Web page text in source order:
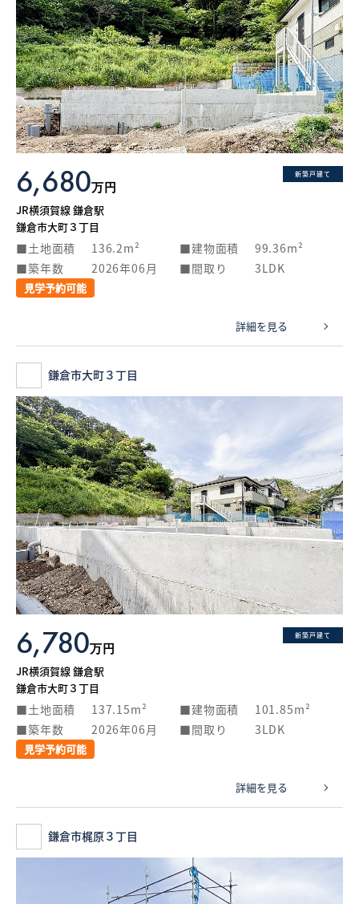
What’s MIRAKARE
スペシャルムービーを見る
新築戸建て
6,680万円
JR横須賀線 鎌倉駅
鎌倉市大町３丁目
土地面積 136.2m² 建物面積
99.36m²
築年数
2026年06月 間取り 3LDK
見学予約可能
詳細を見る
鎌倉市大町３丁目
新築戸建て
6,780万円
JR横須賀線 鎌倉駅
鎌倉市大町３丁目
土地面積 137.15m² 建物面積
101.85m²
築年数
2026年06月 間取り 3LDK
見学予約可能
詳細を見る
鎌倉市梶原３丁目